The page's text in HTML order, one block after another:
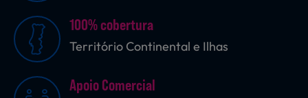
100% cobertura
Território Continental e Ilhas
Apoio Comercial